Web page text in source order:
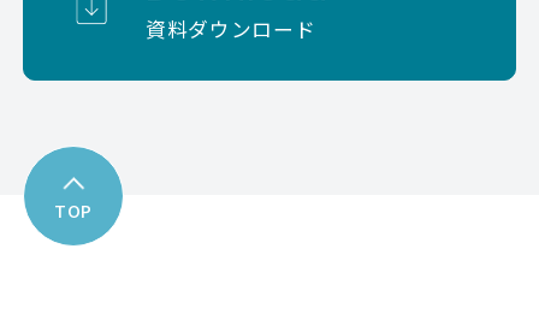
資料ダウンロード
TOP